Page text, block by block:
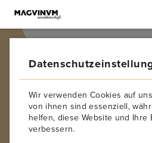
Wir verwenden Cookies auf
von ihnen sind essenziell,
helfen, diese Website und Ihre
verbessern.